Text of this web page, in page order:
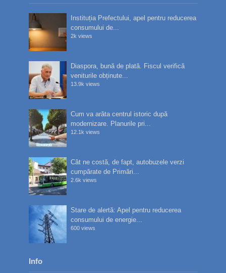
Instituția Prefectului, apel pentru reducerea
consumului de...
2k views
Diaspora, bună de plată. Fiscul verifică
veniturile obținute...
13.9k views
Cum va arăta centrul istoric după
modernizare. Planurile pri...
12.1k views
Cât ne costă, de fapt, autobuzele verzi
cumpărate de Primări...
2.6k views
Stare de alertă: Apel pentru reducerea
consumului de energie...
600 views
Info